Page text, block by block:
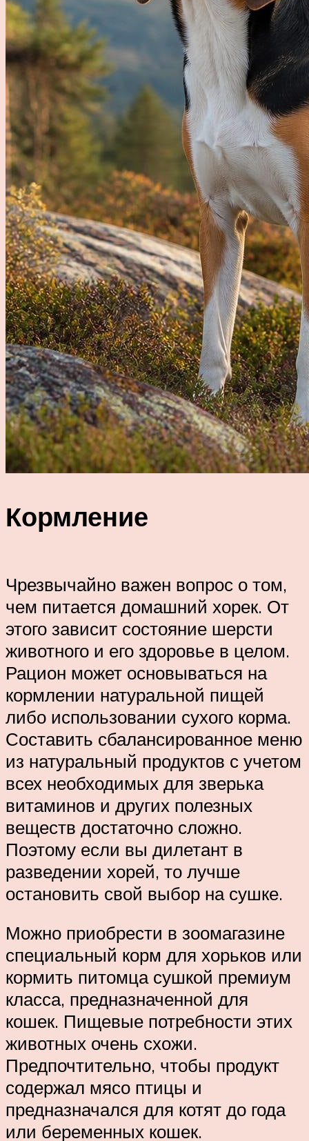
Кормление
Чрезвычайно важен вопрос о том,
чем питается домашний хорек. От
этого зависит состояние шерсти
животного и его здоровье в целом.
Рацион может основываться на
кормлении натуральной пищей
либо использовании сухого корма.
Составить сбалансированное меню
из натуральный продуктов с учетом
всех необходимых для зверька
витаминов и других полезных
веществ достаточно сложно.
Поэтому если вы дилетант в
разведении хорей, то лучше
остановить свой выбор на сушке.
Можно приобрести в зоомагазине
специальный корм для хорьков или
кормить питомца сушкой премиум
класса, предназначенной для
кошек. Пищевые потребности этих
животных очень схожи.
Предпочтительно, чтобы продукт
содержал мясо птицы и
предназначался для котят до года
или беременных кошек.